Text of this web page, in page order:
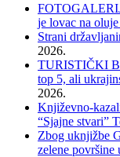
je lovac na
Strani
2026.
TURISTIČKI
top 5, ali
2026.
Književno-
“Sjajne stvari”
Zbog uknjižbe
zelene